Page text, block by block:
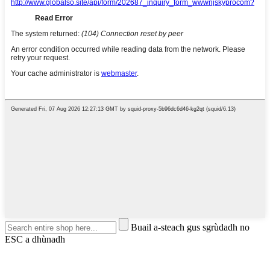
Buail a-steach gus sgrùdadh no
ESC a dhùnadh